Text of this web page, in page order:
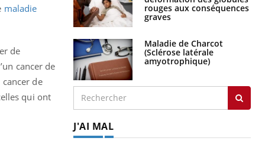
maladie
de
cancer de
de
qui ont
rouges aux conséquences
graves
Maladie de Charcot
(Sclérose latérale
amyotrophique)
J'AI MAL